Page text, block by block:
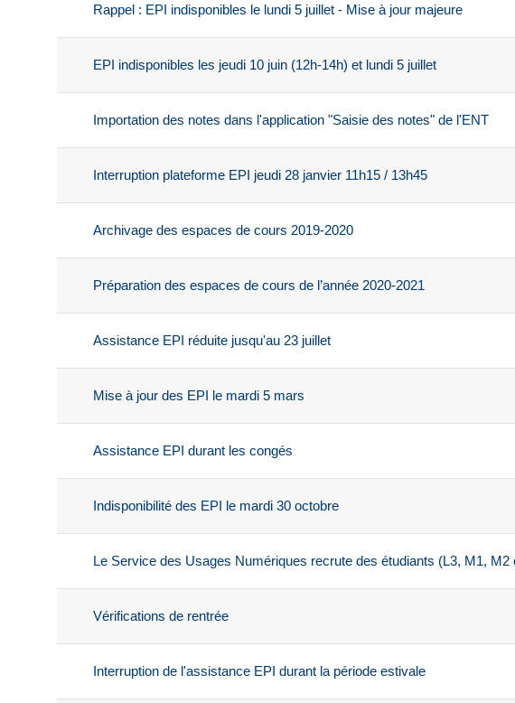
Rappel : EPI indisponibles le lundi 5 juillet - Mise à jour majeure
EPI indisponibles les jeudi 10 juin (12h-14h) et lundi 5 juillet
Importation des notes dans l'application "Saisie des notes" de l'ENT
Interruption plateforme EPI jeudi 28 janvier 11h15 / 13h45
Archivage des espaces de cours 2019-2020
Préparation des espaces de cours de l’année 2020-2021
Assistance EPI réduite jusqu'au 23 juillet
Mise à jour des EPI le mardi 5 mars
Assistance EPI durant les congés
Indisponibilité des EPI le mardi 30 octobre
Le Service des Usages Numériques recrute des étudiants (L3, M1, M2
Vérifications de rentrée
Interruption de l'assistance EPI durant la période estivale